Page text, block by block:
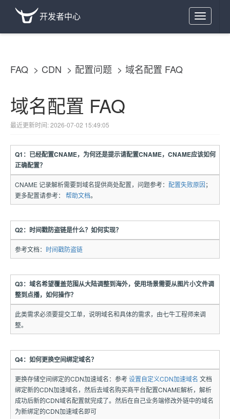
Toggle
navigation
开发者中心
FAQ CDN 配置问题 域名配置 FAQ
域名配置 FAQ
最近更新时间: 2026-07-02 15:49:05
Q1：已经配置CNAME，为何还是提示请配置CNAME，CNAME应该如何
正确配置？
CNAME 记录解析需要到域名提供商处配置，问题参考： 配置失败原因；
更多配置请参考： 帮助文档。
Q2：时间戳防盗链是什么？如何实现？
参考文档： 时间戳防盗链
Q3：域名希望覆盖范围从大陆调整到海外，使用场景需要从图片小文件调
整到点播，如何操作？
此类需求必须要提交工单，说明域名和具体的需求，由七牛工程师来调
整。
Q4：如何更换空间绑定域名？
更换存储空间绑定的CDN加速域名：参考设置自定义CDN加速域名 文档
绑定新的CDN加速域名，然后去域名购买商平台配置CNAME解析，解析
成功后新的CDN域名配置就完成了。然后在自己业务端修改外链中的域名
为新绑定的CDN加速域名即可